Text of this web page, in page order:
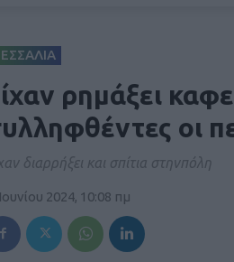
ρημάξει
οι
διαρρήξει και σπίτια στηνπόλη
2024, 10:08 πμ